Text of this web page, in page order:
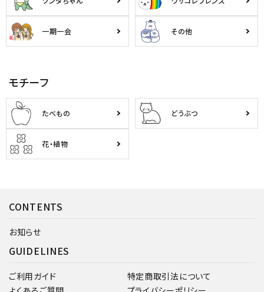
一期一会 その他
モチーフ
たべもの どうぶつ
花・植物
CONTENTS
お知らせ
GUIDELINES
ご利用ガイド
特定商取引法について